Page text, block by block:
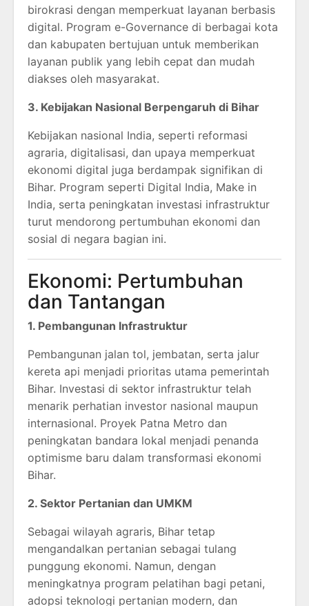
birokrasi dengan memperkuat layanan berbasis
digital. Program e-Governance di berbagai kota
dan kabupaten bertujuan untuk memberikan
layanan publik yang lebih cepat dan mudah
diakses oleh masyarakat.
3. Kebijakan Nasional Berpengaruh di Bihar
Kebijakan nasional India, seperti reformasi
agraria, digitalisasi, dan upaya memperkuat
ekonomi digital juga berdampak signifikan di
Bihar. Program seperti Digital India, Make in
India, serta peningkatan investasi infrastruktur
turut mendorong pertumbuhan ekonomi dan
sosial di negara bagian ini.
Ekonomi: Pertumbuhan
dan Tantangan
1. Pembangunan Infrastruktur
Pembangunan jalan tol, jembatan, serta jalur
kereta api menjadi prioritas utama pemerintah
Bihar. Investasi di sektor infrastruktur telah
menarik perhatian investor nasional maupun
internasional. Proyek Patna Metro dan
peningkatan bandara lokal menjadi penanda
optimisme baru dalam transformasi ekonomi
Bihar.
2. Sektor Pertanian dan UMKM
Sebagai wilayah agraris, Bihar tetap
mengandalkan pertanian sebagai tulang
punggung ekonomi. Namun, dengan
meningkatnya program pelatihan bagi petani,
adopsi teknologi pertanian modern, dan